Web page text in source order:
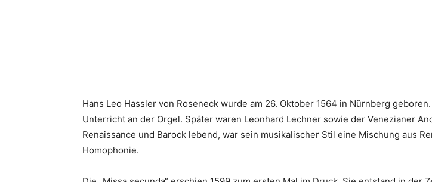
Hans Leo Hassler von Roseneck wurde am 26. Oktober 1564 in Nürnberg
Unterricht an der Orgel. Später waren Leonhard Lechner sowie der Venezianer
Renaissance und Barock lebend, war sein musikalischer Stil eine Mischung aus
Homophonie.